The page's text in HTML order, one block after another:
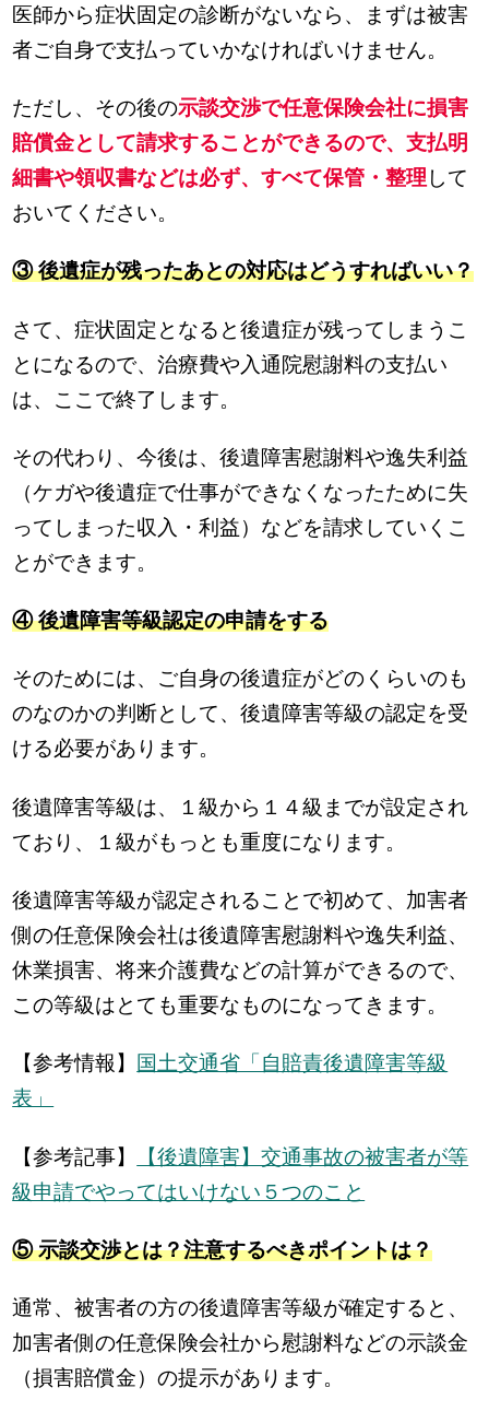
医師から症状固定の診断がないなら、まずは被害
者ご自身で支払っていかなければいけません。
ただし、その後の示談交渉で任意保険会社に損害
賠償金として請求することができるので、支払明
細書や領収書などは必ず、すべて保管・整理 して
おいてください。
③ 後遺症が残ったあとの対応はどうすればいい？
さて、症状固定となると後遺症が残ってしまうこ
とになるので、治療費や入通院慰謝料の支払い
は、ここで終了します。
その代わり、今後は、後遺障害慰謝料や逸失利益
（ケガや後遺症で仕事ができなくなったために失
ってしまった収入・利益）などを請求していくこ
とができます。
④ 後遺障害等級認定の申請をする
そのためには、ご自身の後遺症がどのくらいのも
のなのかの判断として、後遺障害等級の認定を受
ける必要があります。
後遺障害等級は、１級から１４級までが設定され
ており、１級がもっとも重度になります。
後遺障害等級が認定されることで初めて、加害者
側の任意保険会社は後遺障害慰謝料や逸失利益、
休業損害、将来介護費などの計算ができるので、
この等級はとても重要なものになってきます。
【参考情報】
国土交通省「自賠責後遺障害等級
表」
【参考記事】
【後遺障害】交通事故の被害者が等
級申請でやってはいけない５つのこと
⑤ 示談交渉とは？注意するべきポイントは？
通常、被害者の方の後遺障害等級が確定すると、
加害者側の任意保険会社から慰謝料などの示談金
（損害賠償金）の提示があります。